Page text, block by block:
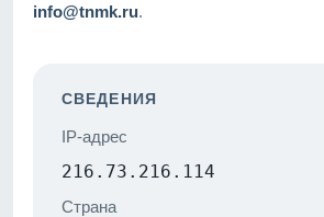
info@tnmk.ru.
СВЕДЕНИЯ
IP-адрес
216.73.216.114
Страна